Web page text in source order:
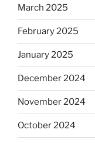
March 2025
February 2025
January 2025
December 2024
November 2024
October 2024